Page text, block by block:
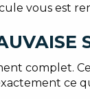
vous est
complet.
ce